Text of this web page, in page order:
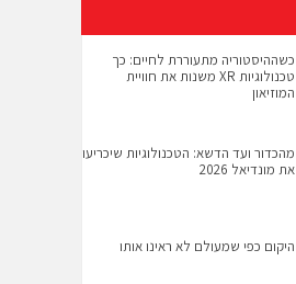
כשההיסטוריה מתעוררת לחיים: כך
טכנולוגיות XR משנות את חוויית
המוזיאון
מהכדור ועד הדשא: הטכנולוגיות שיכריעו
את מונדיאל 2026
היקום כפי שמעולם לא ראינו אותו